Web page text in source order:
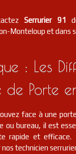
Serrurier 91
Monteloup et dans
: Les
de Porte
face à une
ou bureau, il est
rapide et efficace.
technicien